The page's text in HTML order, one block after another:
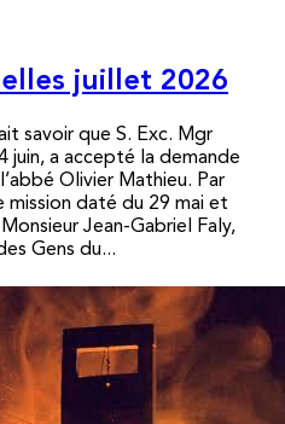
juillet 2026
savoir que S. Exc. Mgr
juin, a accepté la demande
Olivier Mathieu. Par
daté du 29 mai et
Jean-Gabriel Faly,
Gens du...